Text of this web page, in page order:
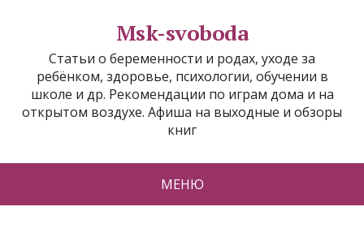
Msk-svoboda
Статьи о беременности и родах, уходе за
ребёнком, здоровье, психологии, обучении в
школе и др. Рекомендации по играм дома и на
открытом воздухе. Афиша на выходные и обзоры
книг
МЕНЮ